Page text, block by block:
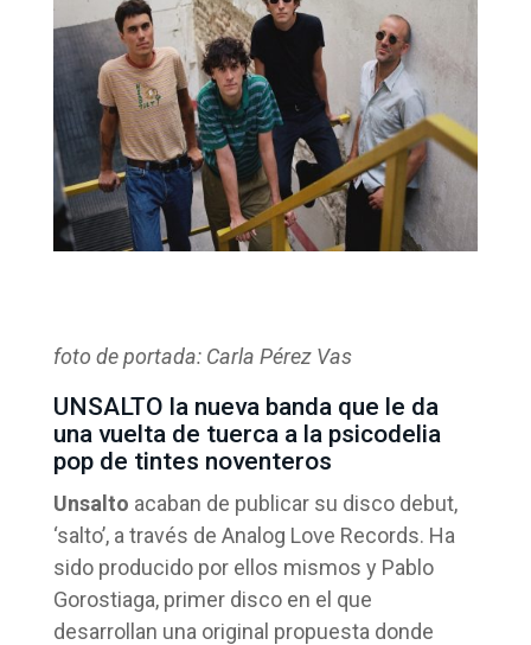
foto de portada: Carla Pérez Vas
UNSALTO la nueva banda que le da
una vuelta de tuerca a la psicodelia
pop de tintes noventeros
Unsalto acaban de publicar su disco debut,
‘salto’, a través de Analog Love Records. Ha
sido producido por ellos mismos y Pablo
Gorostiaga, primer disco en el que
desarrollan una original propuesta donde